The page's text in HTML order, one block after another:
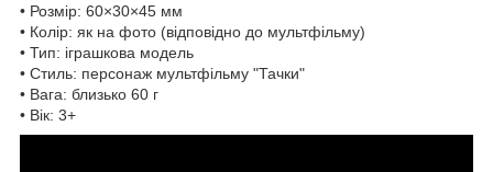
• Розмір: 60×30×45 мм
• Колір: як на фото (відповідно до мультфільму)
• Тип: іграшкова модель
• Стиль: персонаж мультфільму "Тачки"
• Вага: близько 60 г
• Вік: 3+